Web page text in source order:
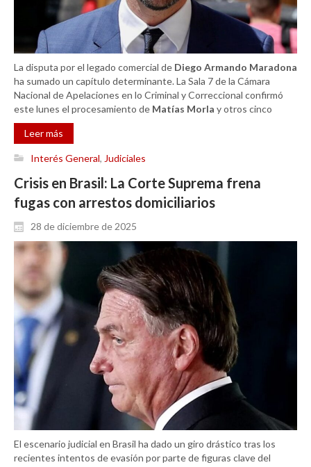
La disputa por el legado comercial de Diego Armando Maradona
ha sumado un capítulo determinante. La Sala 7 de la Cámara
Nacional de Apelaciones en lo Criminal y Correccional confirmó
este lunes el procesamiento de Matías Morla y otros cinco
Leer más
Interés General, Judiciales
Crisis en Brasil: La Corte Suprema frena
fugas con arrestos domiciliarios
28 de diciembre de 2025
El escenario judicial en Brasil ha dado un giro drástico tras los
recientes intentos de evasión por parte de figuras clave del